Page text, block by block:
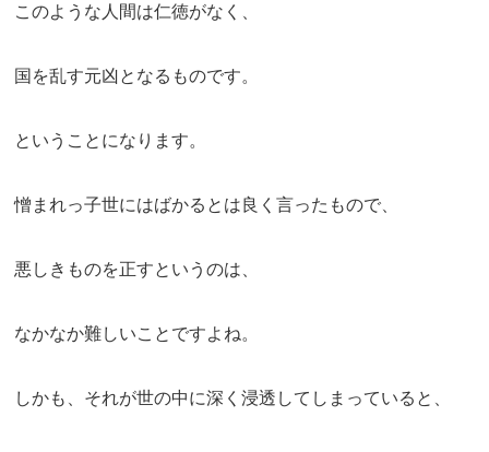
このような人間は仁徳がなく、
国を乱す元凶となるものです。
ということになります。
憎まれっ子世にはばかるとは良く言ったもので、
悪しきものを正すというのは、
なかなか難しいことですよね。
しかも、それが世の中に深く浸透してしまっていると、